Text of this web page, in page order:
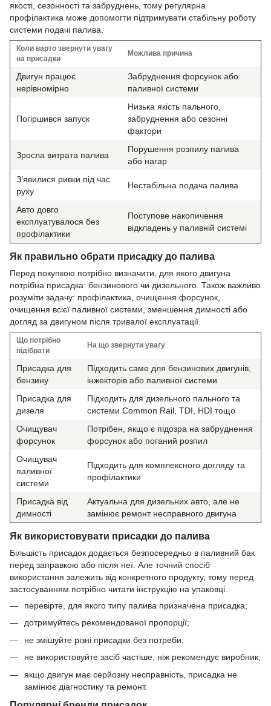
якості, сезонності та забруднень, тому регулярна
профілактика може допомогти підтримувати стабільну роботу
системи подачі палива.
Коли варто звернути увагу
на присадки
Можлива причина
Двигун працює
нерівномірно
Забруднення форсунок або
паливної системи
Погіршився запуск
Низька якість пального,
забруднення або сезонні
фактори
Зросла витрата палива
Порушення розпилу палива
або нагар
З’явилися ривки під час
руху
Нестабільна подача палива
Авто довго
експлуатувалося без
профілактики
Поступове накопичення
відкладень у паливній системі
Як правильно обрати присадку до палива
Перед покупкою потрібно визначити, для якого двигуна
потрібна присадка: бензинового чи дизельного. Також важливо
розуміти задачу: профілактика, очищення форсунок,
очищення всієї паливної системи, зменшення димності або
догляд за двигуном після тривалої експлуатації.
Що потрібно
підібрати
На що звернути увагу
Присадка для
бензину
Підходить саме для бензинових двигунів,
інжекторів або паливної системи
Присадка для
дизеля
Підходить для дизельного пального та
системи Common Rail, TDI, HDI тощо
Очищувач
форсунок
Потрібен, якщо є підозра на забруднення
форсунок або поганий розпил
Очищувач
паливної
системи
Підходить для комплексного догляду та
профілактики
Присадка від
димності
Актуальна для дизельних авто, але не
замінює ремонт несправного двигуна
Як використовувати присадки до палива
Більшість присадок додається безпосередньо в паливний бак
перед заправкою або після неї. Але точний спосіб
використання залежить від конкретного продукту, тому перед
застосуванням потрібно читати інструкцію на упаковці.
перевірте, для якого типу палива призначена присадка;
дотримуйтесь рекомендованої пропорції;
не змішуйте різні присадки без потреби;
не використовуйте засіб частіше, ніж рекомендує виробник;
якщо двигун має серйозну несправність, присадка не
замінює діагностику та ремонт.